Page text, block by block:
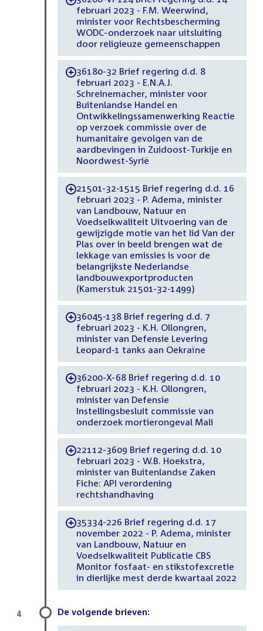
februari 2023 - F.M. Weerwind,
minister voor Rechtsbescherming
WODC-onderzoek naar uitsluiting
door religieuze gemeenschappen
-36180-32 Brief regering d.d. 8
februari 2023 - E.N.A.J.
Schreinemacher, minister voor
Buitenlandse Handel en
Ontwikkelingssamenwerking Reactie
op verzoek commissie over de
humanitaire gevolgen van de
aardbevingen in Zuidoost-Turkije en
Noordwest-Syrië
-21501-32-1515 Brief regering d.d. 16
februari 2023 - P. Adema, minister
van Landbouw, Natuur en
Voedselkwaliteit Uitvoering van de
gewijzigde motie van het lid Van der
Plas over in beeld brengen wat de
lekkage van emissies is voor de
belangrijkste Nederlandse
landbouwexportproducten
(Kamerstuk 21501-32-1499)
-36045-138 Brief regering d.d. 7
februari 2023 - K.H. Ollongren,
minister van Defensie Levering
Leopard-1 tanks aan Oekraïne
-36200-X-68 Brief regering d.d. 10
februari 2023 - K.H. Ollongren,
minister van Defensie
Instellingsbesluit commissie van
onderzoek mortierongeval Mali
-22112-3609 Brief regering d.d. 10
februari 2023 - W.B. Hoekstra,
minister van Buitenlandse Zaken
Fiche: API verordening
rechtshandhaving
-35334-226 Brief regering d.d. 17
november 2022 - P. Adema, minister
van Landbouw, Natuur en
Voedselkwaliteit Publicatie CBS
Monitor fosfaat- en stikstofexcretie
in dierlijke mest derde kwartaal 2022
De volgende brieven:
4